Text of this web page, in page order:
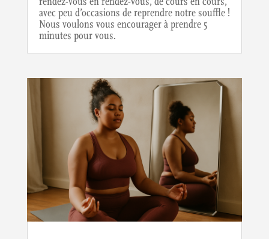
avec peu d’occasions de reprendre notre souffle !
Nous voulons vous encourager à prendre 5
minutes pour vous.